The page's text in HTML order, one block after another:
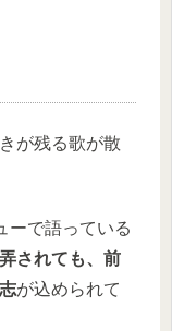
が残る歌が散
ーで語っている
されても、前
が込められて